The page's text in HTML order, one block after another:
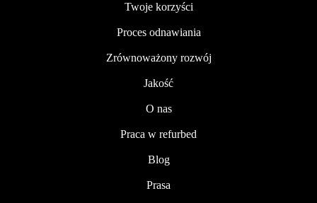
Twoje korzyści
Proces odnawiania
Zrównoważony rozwój
Jakość
O nas
Praca w refurbed
Blog
Prasa